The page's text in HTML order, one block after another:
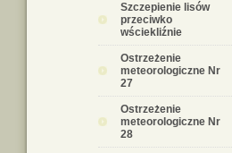
Szczepienie lisów
przeciwko
wściekliźnie
Ostrzeżenie
meteorologiczne Nr
27
Ostrzeżenie
meteorologiczne Nr
28